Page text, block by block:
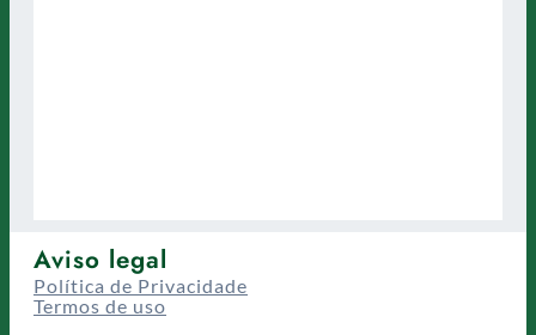
Aviso legal
Política de Privacidade
Termos de uso